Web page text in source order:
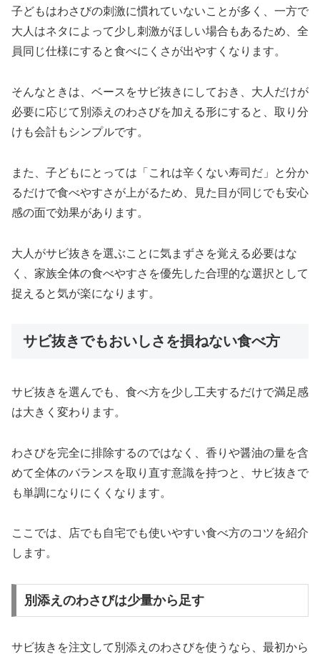
子どもはわさびの刺激に慣れていないことが多く、一方で
大人はネタによって少し刺激がほしい場合もあるため、全
員同じ仕様にすると食べにくさが出やすくなります。
そんなときは、ベースをサビ抜きにしておき、大人だけが
必要に応じて別添えのわさびを加える形にすると、取り分
けも会計もシンプルです。
また、子どもにとっては「これは辛くない寿司だ」と分か
るだけで食べやすさが上がるため、見た目が同じでも安心
感の面で効果があります。
大人がサビ抜きを選ぶことに気まずさを覚える必要はな
く、家族全体の食べやすさを優先した合理的な選択として
捉えると気が楽になります。
サビ抜きでもおいしさを損ねない食べ方
サビ抜きを選んでも、食べ方を少し工夫するだけで満足感
は大きく変わります。
わさびを完全に排除するのではなく、香りや醤油の量を含
めて全体のバランスを取り直す意識を持つと、サビ抜きで
も単調になりにくくなります。
ここでは、店でも自宅でも使いやすい食べ方のコツを紹介
します。
別添えのわさびは少量から足す
サビ抜きを注文して別添えのわさびを使うなら、最初から